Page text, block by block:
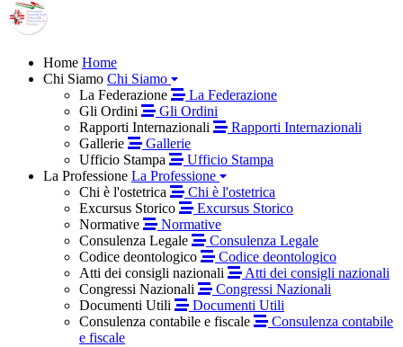
Home Home
Chi Siamo Chi Siamo
La Federazione
La Federazione
Gli Ordini
Gli Ordini
Rapporti Internazionali
Rapporti Internazionali
Gallerie
Gallerie
Ufficio Stampa
Ufficio Stampa
La Professione La Professione
Chi è l'ostetrica
Chi è l'ostetrica
Excursus Storico
Excursus Storico
Normative
Normative
Consulenza Legale
Consulenza Legale
Codice deontologico
Codice deontologico
Atti dei consigli nazionali
Atti dei consigli nazionali
Congressi Nazionali
Congressi Nazionali
Documenti Utili
Documenti Utili
Consulenza contabile e fiscale
Consulenza contabile
e fiscale